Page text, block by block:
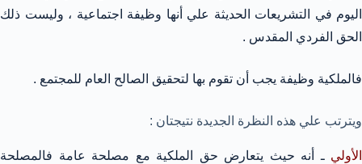
اليوم في التشريعات الحديثة علي أنها وظيفة اجتماعية ، وليست ذلك
الحق الفردي المقدس .
فالملكية وظيفة يجب أن تقوم بها لتحقيق الصالح العام للمجتمع .
ويترتب علي هذه النظرة الجديدة نتيجتان :
الأولي ـ أنه حيث يتعارض حق الملكية مع مصلحة عامة فالمصلحة